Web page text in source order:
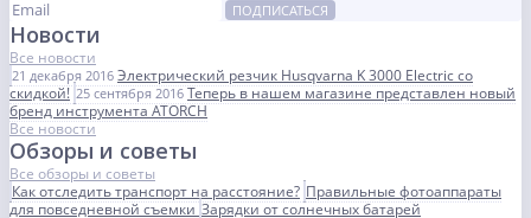
ПОДПИСАТЬСЯ
Новости
Все новости
21 декабря 2016 Электрический резчик Husqvarna K 3000 Electric со
скидкой! 25 сентября 2016 Теперь в нашем магазине представлен новый
бренд инструмента ATORCH
Все новости
Обзоры и советы
Все обзоры и советы
Как отследить транспорт на расстояние? Правильные фотоаппараты
для повседневной съемкиЗарядки от солнечных батарей